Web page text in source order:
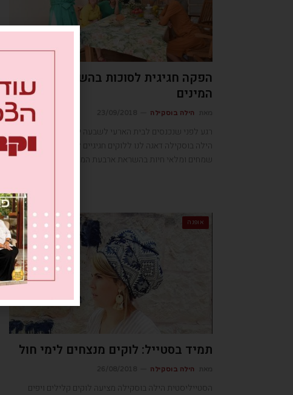
הפקה חגיגית לסוכות בהשראת ארבעת
המינים
הילה בוסקילה
רגע לפני שנכנסים לבית הארעי לשבעה ימים, הסטייסטית
הילה בוסקילה דאגה לנו ללוקים חגיגיים לכבוד החג, בצבעים
שמחים ומלאי חיות בהשראת ארבעת המינים
אופנה
תמיד בסטייל: לוקים מנצחים לימי חול
הילה בוסקילה
הסטייליסטית הילה בוסקילה מציעה לוקים קלילים ויפים